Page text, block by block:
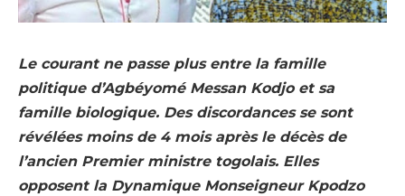
Le courant ne passe plus entre la famille
politique d’Agbéyomé Messan Kodjo et sa
famille biologique. Des discordances se sont
révélées moins de 4 mois après le décès de
l’ancien Premier ministre togolais. Elles
opposent la Dynamique Monseigneur Kpodzo